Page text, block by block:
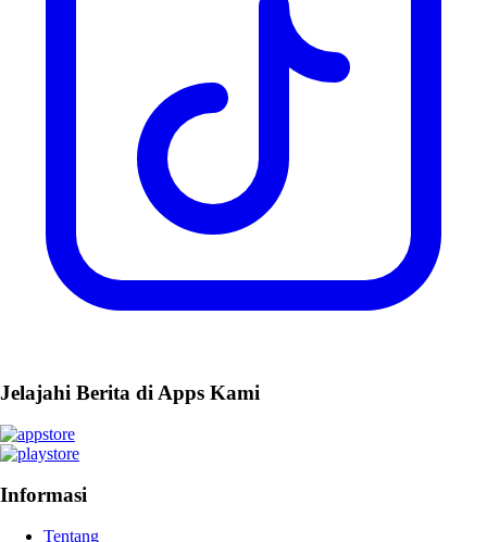
Jelajahi Berita di Apps Kami
Informasi
Tentang